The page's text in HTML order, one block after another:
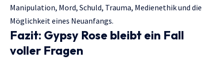
Manipulation, Mord, Schuld, Trauma, Medienethik und die
Möglichkeit eines Neuanfangs.
Fazit: Gypsy Rose bleibt ein Fall
voller Fragen